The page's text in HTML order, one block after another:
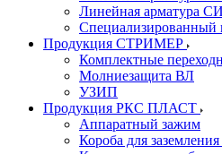
Линейная арматура
Специализированный
Продукция СТРИМЕР
Комплектные
Молниезащита ВЛ
УЗИП
Продукция РКС ПЛАСТ
Аппаратный зажим
Короба для